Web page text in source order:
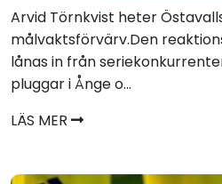
Arvid Törnkvist heter
målvaktsförvärv.Den
lånas in från
pluggar i Ånge o...
LÄS MER